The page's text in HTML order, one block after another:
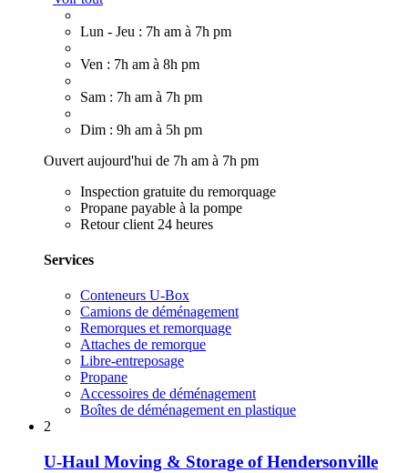
Lun - Jeu : 7h am à 7h pm
Ven : 7h am à 8h pm
Sam : 7h am à 7h pm
Dim : 9h am à 5h pm
Ouvert aujourd'hui de 7h am à 7h pm
Inspection gratuite du remorquage
Propane payable à la pompe
Retour client 24 heures
Services
Conteneurs U-Box
Camions de déménagement
Remorques et remorquage
Attaches de remorque
Libre-entreposage
Propane
Accessoires de déménagement
Boîtes de déménagement en plastique
2
U-Haul Moving & Storage of Hendersonville